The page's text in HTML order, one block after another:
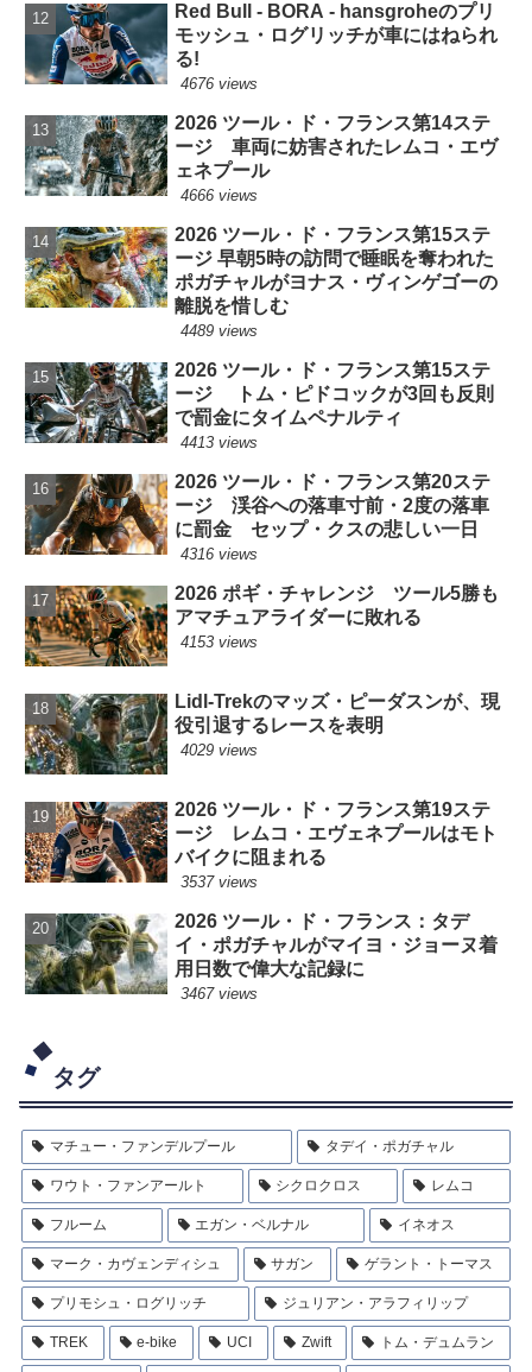
Red Bull - BORA - hansgroheのプリ
モッシュ・ログリッチが車にはねられ
る!
4676 views
2026 ツール・ド・フランス第14ステ
ージ 車両に妨害されたレムコ・エヴ
ェネプール
4666 views
2026 ツール・ド・フランス第15ステ
ージ 早朝5時の訪問で睡眠を奪われた
ポガチャルがヨナス・ヴィンゲゴーの
離脱を惜しむ
4489 views
2026 ツール・ド・フランス第15ステ
ージ トム・ピドコックが3回も反則
で罰金にタイムペナルティ
4413 views
2026 ツール・ド・フランス第20ステ
ージ 渓谷への落車寸前・2度の落車
に罰金 セップ・クスの悲しい一日
4316 views
2026 ポギ・チャレンジ ツール5勝も
アマチュアライダーに敗れる
4153 views
Lidl-Trekのマッズ・ピーダスンが、現
役引退するレースを表明
4029 views
2026 ツール・ド・フランス第19ステ
ージ レムコ・エヴェネプールはモト
バイクに阻まれる
3537 views
2026 ツール・ド・フランス：タデ
イ・ポガチャルがマイヨ・ジョーヌ着
用日数で偉大な記録に
3467 views
タグ
マチュー・ファンデルプール タデイ・ポガチャル
ワウト・ファンアールト シクロクロス レムコ
フルーム エガン・ベルナル イネオス
マーク・カヴェンディシュ サガン ゲラント・トーマス
プリモシュ・ログリッチ ジュリアン・アラフィリップ
TREK e-bike UCI Zwift トム・デュムラン